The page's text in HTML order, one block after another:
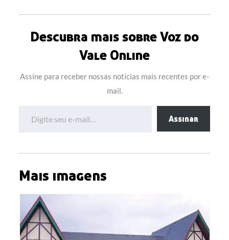
Descubra mais sobre Voz do
Vale Online
Assine para receber nossas notícias mais recentes por e-
mail.
Assinar
Mais imagens